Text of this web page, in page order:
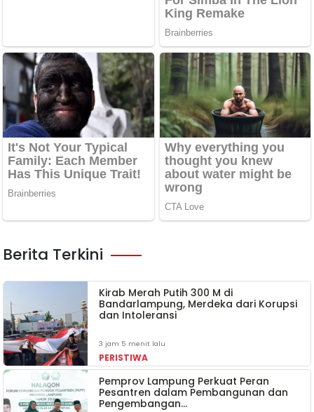
Berita Terkini
Kirab Merah Putih 300 M di
Bandarlampung, Merdeka dari Korupsi
dan Intoleransi
3 jam 5 menit lalu
PERISTIWA
Pemprov Lampung Perkuat Peran
Pesantren dalam Pembangunan dan
Pengembangan…